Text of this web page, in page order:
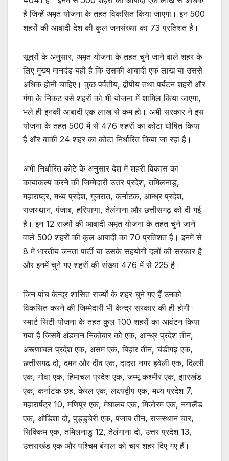
है जिन्हें अमृत योजना के तहत विकसित किया जाएगा। इन 500
शहरों की आबादी देश की कुल जनसंख्या का 73 प्रतिशत है।
सूत्रों के अनुसार, अमृत योजना के तहत चुने जाने वाले शहर के
लिए मुख्य मानदंड यही है कि उसकी आबादी एक लाख या उससे
अधिक होनी चाहिए। कुछ पर्वतीय, द्वीपीय तथा पर्यटन शहरों और
गंगा के निकट बसे शहरों को भी योजना में शामिल किया जाएगा,
भले ही इनकी आबादी एक लाख से कम हो। अभी सरकार ने इस
योजना के तहत 500 में से 476 शहरों का कोटा घोषित किया
है और बाकी 24 शहर का कोटा निर्धारित किया जा रहा है।
अभी निर्धारित कोटे के अनुसार देश में शहरी विकास का
कायाकल्प करने की जिम्मेदारी उत्तर प्रदेश, तमिलनाडु,
महाराष्ट्र, मध्य प्रदेश, गुजरात, कर्नाटक, आन्ध्र प्रदेश,
राजस्थान, पंजाब, हरियाणा, तेलंगाना और छत्तीसगढ़ को दी गई
है। इन 12 राज्यों की आबादी अमृत योजना के तहत चुने जाने
वाले 500 शहरों की कुल आबादी का 70 प्रतिशत है। इनमें से
8 में भारतीय जनता पार्टी या उसके सहयोगी दलों की सरकार है
और इनमें चुने गए शहरों की संख्या 476 में से 225 है।
जिन पांच केन्द्र शासित राज्यों के शहर चुने गए हैं उनको
विकसित करने की जिम्मेदारी भी केन्द्र सरकार की ही होगी।
स्मार्ट सिटी योजना के तहत कुल 100 शहरों का आवंटन किया
गया है जिसमें अंडमान निकोबार को एक, आन्ध्र प्रदेश तीन,
अरूणाचल प्रदेश एक, असम एक, बिहार तीन, चंडीगढ़ एक,
छत्तीसगढ़ दो, दमन और दीव एक, दादरा नगर हवेली एक, दिल्ली
एक, गोवा एक, हिमाचल प्रदेश एक, जम्मू कश्मीर एक, झारखंड
एक, कर्नाटक छह, केरल एक, लक्ष्यद्वीप एक, मध्य प्रदेश 7,
महारार्षट्र 10, मणिपुर एक, मेघालय एक, मिजोरम एक, नगालैंड
एक, ओडिशा दो, पुड्डुचेरी एक, पंजाब तीन, राजस्थान चार,
सिक्किम एक, तमिलनाडु 12, तेलंगाना दो, उत्तर प्रदेश 13,
उत्तराखंड एक और पश्चिम बंगाल को चार शहर दिए गए हैं।